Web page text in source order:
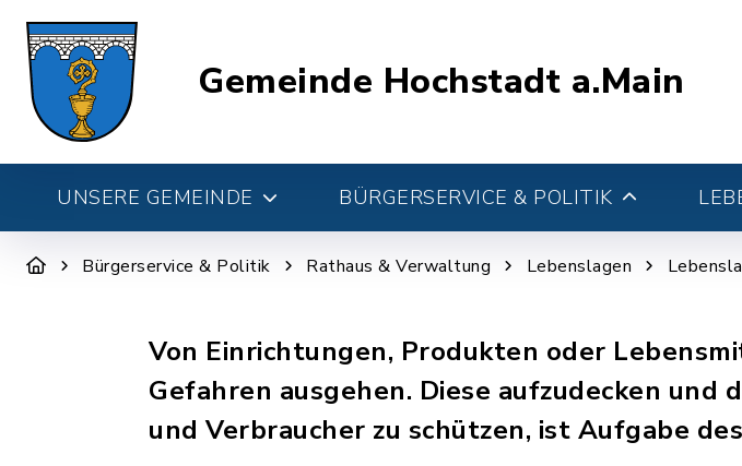
Gemeinde Hochstadt a.Main
UNSERE GEMEINDE BÜRGERSERVICE & POLITIK
Bürgerservice & Politik Rathaus & Verwaltung Lebenslagen
Von Einrichtungen, Produkten oder
Gefahren ausgehen. Diese aufzudecken
und Verbraucher zu schützen, ist Aufgabe